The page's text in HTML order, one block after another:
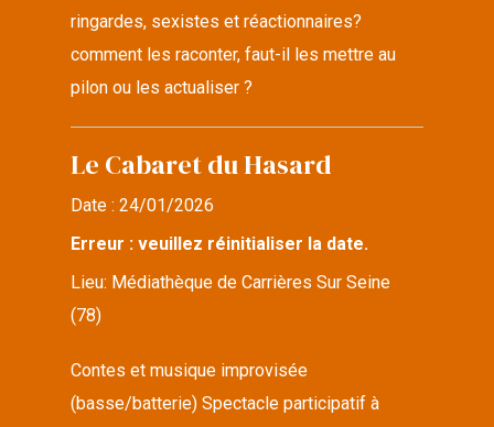
ringardes, sexistes et réactionnaires?
comment les raconter, faut-il les mettre au
pilon ou les actualiser ?
Le Cabaret du Hasard
Date :24/01/2026
Erreur : veuillez réinitialiser la date.
Lieu: Médiathèque de Carrières Sur Seine
(78)
Contes et musique improvisée
(basse/batterie) Spectacle participatif à